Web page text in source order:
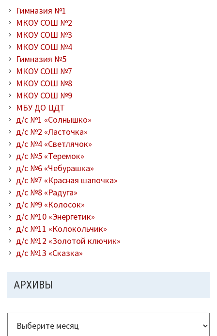
Гимназия №1
МКОУ СОШ №2
МКОУ СОШ №3
МКОУ СОШ №4
Гимназия №5
МКОУ СОШ №7
МКОУ СОШ №8
МКОУ СОШ №9
МБУ ДО ЦДТ
д/с №1 «Солнышко»
д/с №2 «Ласточка»
д/с №4 «Светлячок»
д/с №5 «Теремок»
д/с №6 «Чебурашка»
д/с №7 «Красная шапочка»
д/с №8 «Радуга»
д/с №9 «Колосок»
д/с №10 «Энергетик»
д/с №11 «Колокольчик»
д/с №12 «Золотой ключик»
д/с №13 «Сказка»
АРХИВЫ